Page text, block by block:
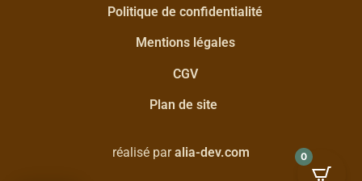
Politique de confidentialité
Mentions légales
CGV
Plan de site
réalisé paralia-dev.com 0